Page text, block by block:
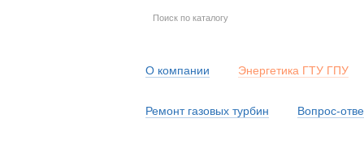
О компании Энергетика ГТУ ГПУ
Ремонт газовых турбин Вопрос-